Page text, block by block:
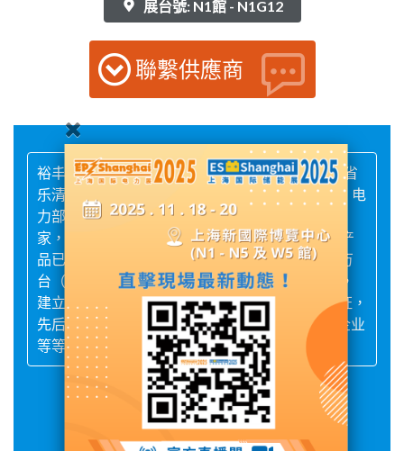
展台號: N1館 - N1G12
聯繫供應商
裕丰电气有限公司创办于2002年，公司位于浙江省
乐清市，占地面积26000平方米，是国家机械部、电
力部定点生产KYN28柜、KYN61柜全套配件的厂
家，集研发、生产、销售为一体。公司研制生产产
品已有50多种系列，500多种规格，年产量达50万
台（套）。公司实行标准化、自化、信息化管理，
建立质量管理保证体系，已通过ISO9001体系认证，
先后被评为国家高新技术企业、省级“专精特新”企业
等等。
展品詳情